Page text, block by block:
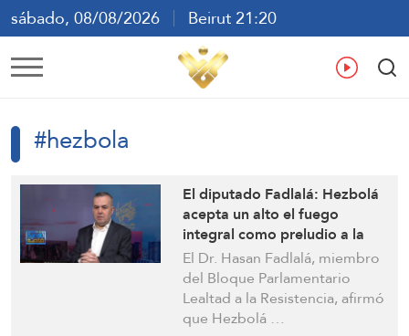
sábado, 08/08/2026
Beirut 21:20
ع En
#hezbola
El diputado Fadlalá: Hezbolá
acepta un alto el fuego
integral como preludio a la
retirada israelí del sur del
Líbano sin “libertad de
acción”
El Dr. Hasan Fadlalá, miembro
del Bloque Parlamentario
Lealtad a la Resistencia, afirmó
que Hezbolá …